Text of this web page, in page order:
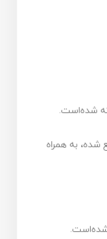
شده‌است.
به همراه